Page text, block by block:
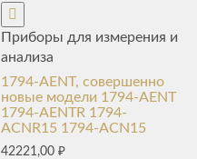
Приборы для измерения и
анализа
1794-AENT, совершенно
новые модели 1794-AENT
1794-AENTR 1794-
ACNR15 1794-ACN15
42221,00₽